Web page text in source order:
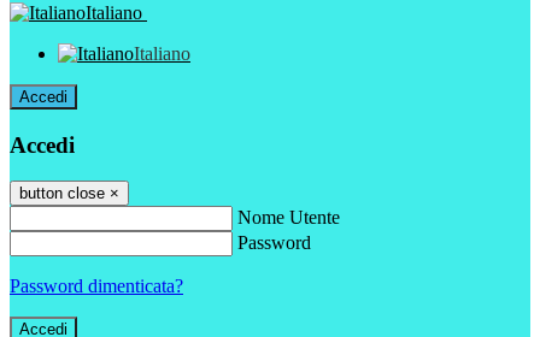
Italiano
Italiano
Accedi
Accedi
button close ×
Nome Utente
Password
Password dimenticata?